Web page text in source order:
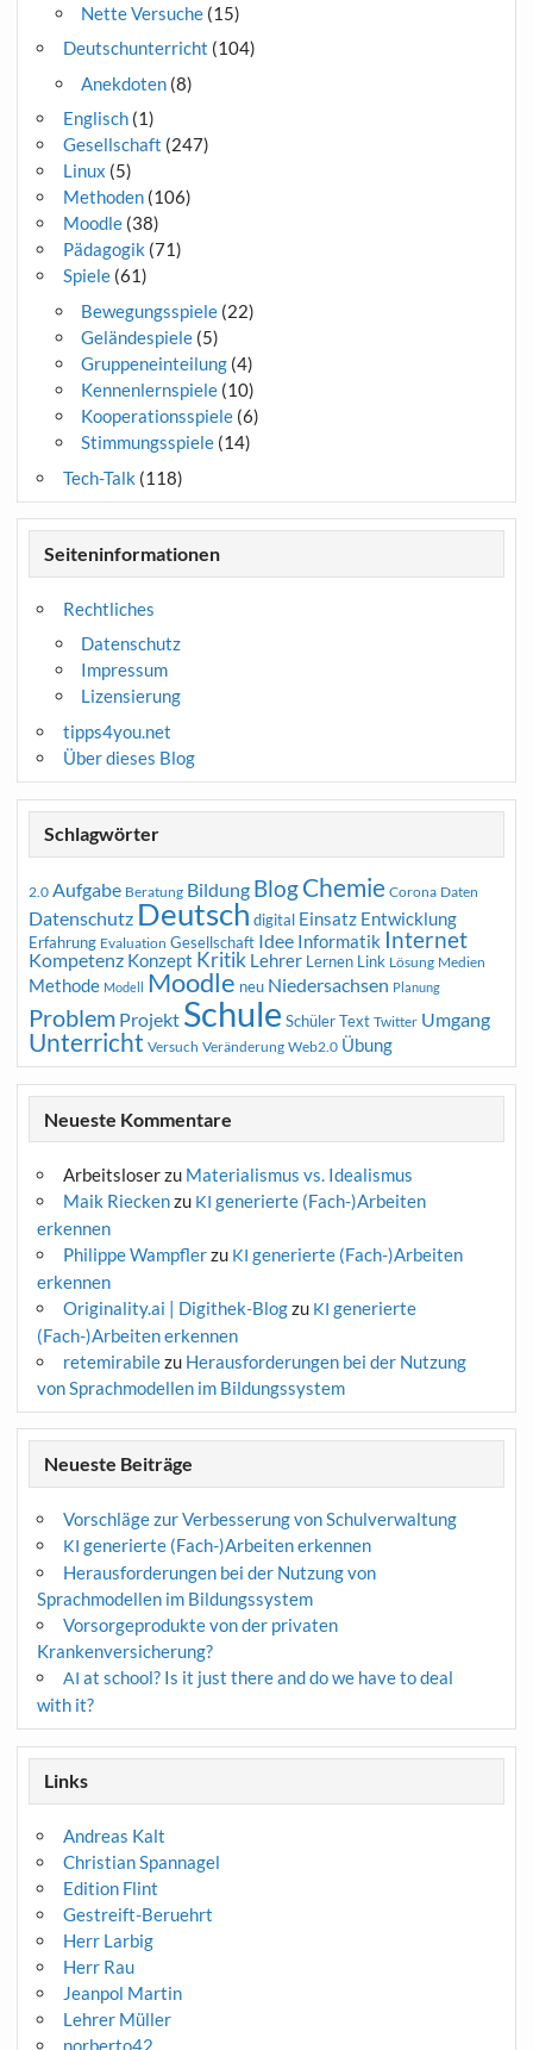
Nette Versuche(15)
Deutschunterricht (104)
Anekdoten(8)
Englisch(1)
Gesellschaft (247)
Linux (5)
Methoden(106)
Moodle(38)
Pädagogik (71)
Spiele(61)
Bewegungsspiele(22)
Geländespiele(5)
Gruppeneinteilung(4)
Kennenlernspiele(10)
Kooperationsspiele(6)
Stimmungsspiele(14)
Tech-Talk (118)
Seiteninformationen
Rechtliches
Datenschutz
Impressum
Lizensierung
tipps4you.net
Über dieses Blog
Schlagwörter
2.0 Aufgabe Beratung Bildung BlogChemie Corona Daten
Datenschutz Deutsch digital Einsatz Entwicklung
Erfahrung Evaluation Gesellschaft Idee Informatik Internet
Kompetenz Konzept Kritik Lehrer Lernen Link Lösung Medien
Methode Modell Moodle neu Niedersachsen Planung
Problem Projekt Schule Schüler Text Twitter Umgang
Unterricht Versuch Veränderung Web2.0 Übung
Neueste Kommentare
Arbeitsloserzu Materialismus vs. Idealismus
Maik Rieckenzu KI generierte (Fach-)Arbeiten
erkennen
Philippe Wampflerzu KI generierte (Fach-)Arbeiten
erkennen
Originality.ai | Digithek-Blogzu KI generierte
(Fach-)Arbeiten erkennen
retemirabilezu Herausforderungen bei der Nutzung
von Sprachmodellen im Bildungssystem
Neueste Beiträge
Vorschläge zur Verbesserung von Schulverwaltung
KI generierte (Fach-)Arbeiten erkennen
Herausforderungen bei der Nutzung von
Sprachmodellen im Bildungssystem
Vorsorgeprodukte von der privaten
Krankenversicherung?
AI at school? Is it just there and do we have to deal
with it?
Links
Andreas Kalt
Christian Spannagel
Edition Flint
Gestreift-Beruehrt
Herr Larbig
Herr Rau
Jeanpol Martin
Lehrer Müller
norberto42